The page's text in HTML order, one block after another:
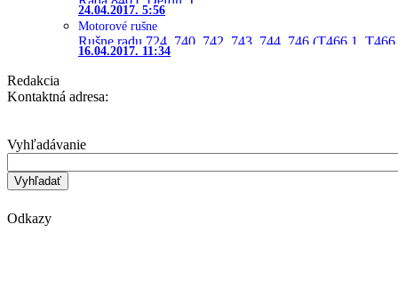
24.04.2017. 5:56
Motorové rušne
Rušne radu 724, 740, 742, 743, 744, 746 (T466.1,
16.04.2017. 11:34
Redakcia
Kontaktná adresa:
Vyhľadávanie
Odkazy